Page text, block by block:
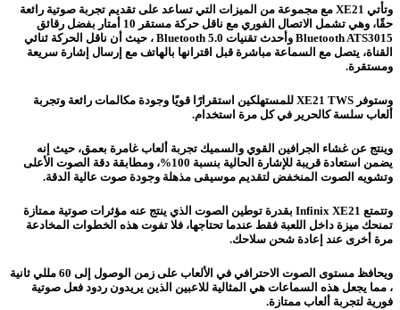
وتأتي XE21 مع مجموعة من الميزات التي تساعد على تقديم تجربة صوتية رائعة
حقًا، وهي تشمل الاتصال الفوري مع ناقل حركة مستقر 10 أمتار بفضل رقائق
Bluetooth ATS3015 وأحدث تقنيات Bluetooth 5.0 ، حيث أن ناقل الحركة ثنائي
القناة، يتصل مع السماعة مباشرة قبل اقترانها بالهاتف مع إرسال إشارة سريعة
ومستقرة.
وستوفر XE21 TWS للمستهلكين استقرارًا قويًا وجودة مكالمات رائعة وتجربة
ألعاب سلسة كالحرير في كل مرة استخدام.
وينتج عن غشاء الجرافين القوي والسميك تجربة ألعاب غامرة بعمق، حيث إنه
يضمن استعادة قريبة للإشارة الحالية بنسبة 100%، ومطابقة دقة الصوت الأعلى
وتشويه الصوت المنخفض لتقديم موسيقى مذهلة وجودة صوت عالية الدقة.
وتتمتع Infinix XE21 بقدرة توطين الصوت الذي ينتج عنه مؤثرات صوتية ممتازة
تمنحك ميزة داخل اللعبة فقط عندما تحتاجها، فلا تفوت هذه الخطوات المخادعة
مرة أخرى عند إعادة شحن سلاحك.
ويحافظ مستوى الصوت الاحترافي في الألعاب على زمن الوصول إلى 60 مللي ثانية
، مما يجعل هذه السماعات هي المثالية للاعبين الذين يريدون ردود فعل صوتية
فورية لتجربة ألعاب ممتازة.